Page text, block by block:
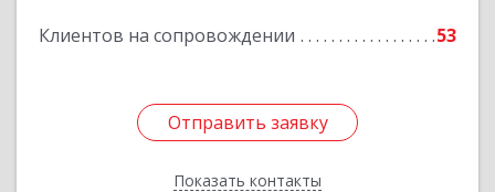
Клиентов на сопровождении 53
Отправить заявку
Показать контакты
Отправить заявку
Назад